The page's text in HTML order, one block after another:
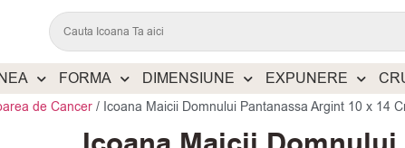
FORMA DIMENSIUNE EXPUNERE
de Cancer / Icoana Maicii Domnului Pantanassa Argint 10 x 14